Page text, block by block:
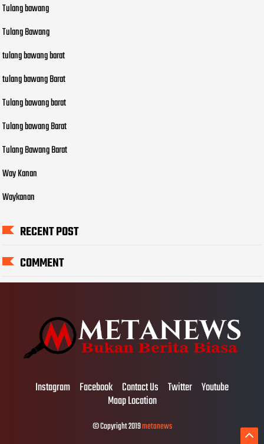
Tulang bawang
Tulang Bawang
tulang bawang barat
tulang bawang Barat
Tulang bawang barat
Tulang bawang Barat
Tulang Bawang Barat
Way Kanan
Waykanan
RECENT POST
COMMENT
Instagram Facebook Contact Us Twitter Youtube
Maap Location
© Copyright 2019metanews